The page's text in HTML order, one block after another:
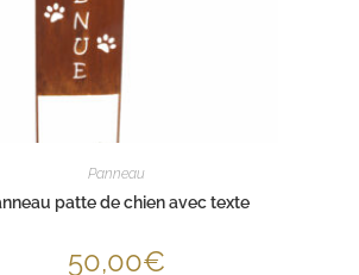
Panneau
patte de chien avec texte
50,00€